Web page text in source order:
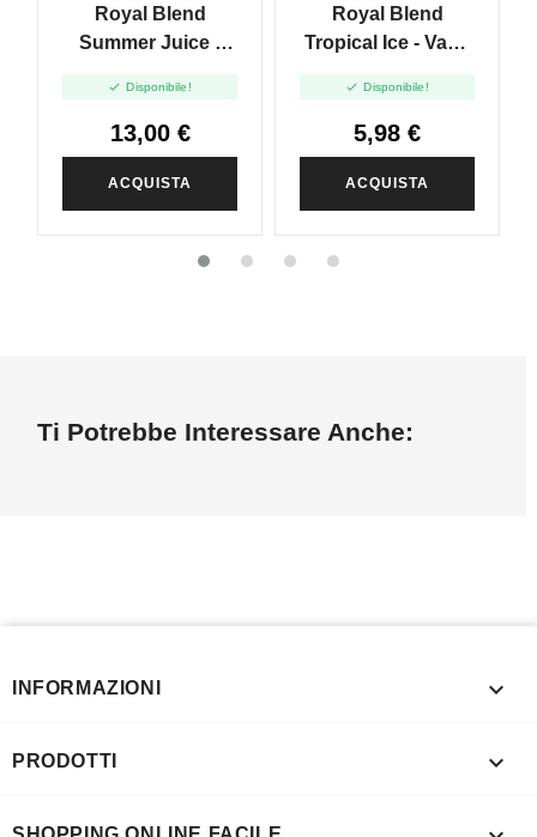
Royal Blend
Summer Juice -
 Disponibile!
13,00 €
ACQUISTA
Royal Blend
Tropical Ice - Vape
 Disponibile!
5,98 €
ACQUISTA
Ti Potrebbe Interessare Anche:
INFORMAZIONI 
PRODOTTI 